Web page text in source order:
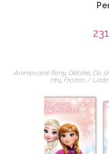
231
Animované filmy, Dětské, Do
Hry, Frozen /